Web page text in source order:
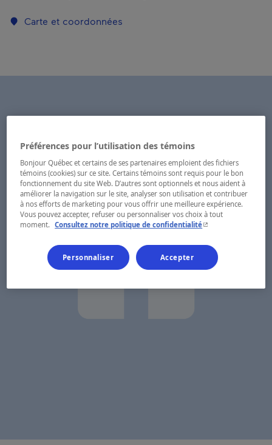
Carte et coordonnées
Préférences pour l’utilisation des témoins
Bonjour Québec et certains de ses partenaires emploient des fichiers
témoins (cookies) sur ce site. Certains témoins sont requis pour le bon
fonctionnement du site Web. D’autres sont optionnels et nous aident à
améliorer la navigation sur le site, analyser son utilisation et contribuer
à nos efforts de marketing pour vous offrir une meilleure expérience.
Vous pouvez accepter, refuser ou personnaliser vos choix à tout
moment.
Consultez notre politique de confidentialité- Cet hyperlien
Personnaliser Accepter